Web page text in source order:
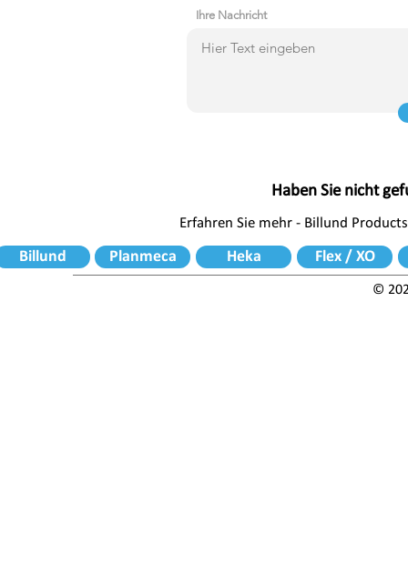
Ihre Nachricht
Haben Sie nicht
Erfahren Sie mehr - Billund
Billund Planmeca Heka Flex / XO
©